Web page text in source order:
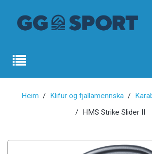
Heim Klifur og fjallamennska
HMS Strike Slider II